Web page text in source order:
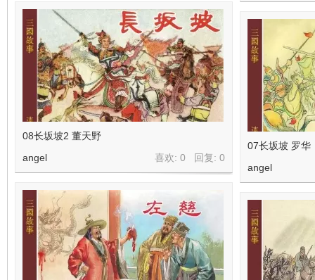
08长坂坡2 董天野
喜欢: 0 回复: 0
angel
07长坂坡 罗华
angel